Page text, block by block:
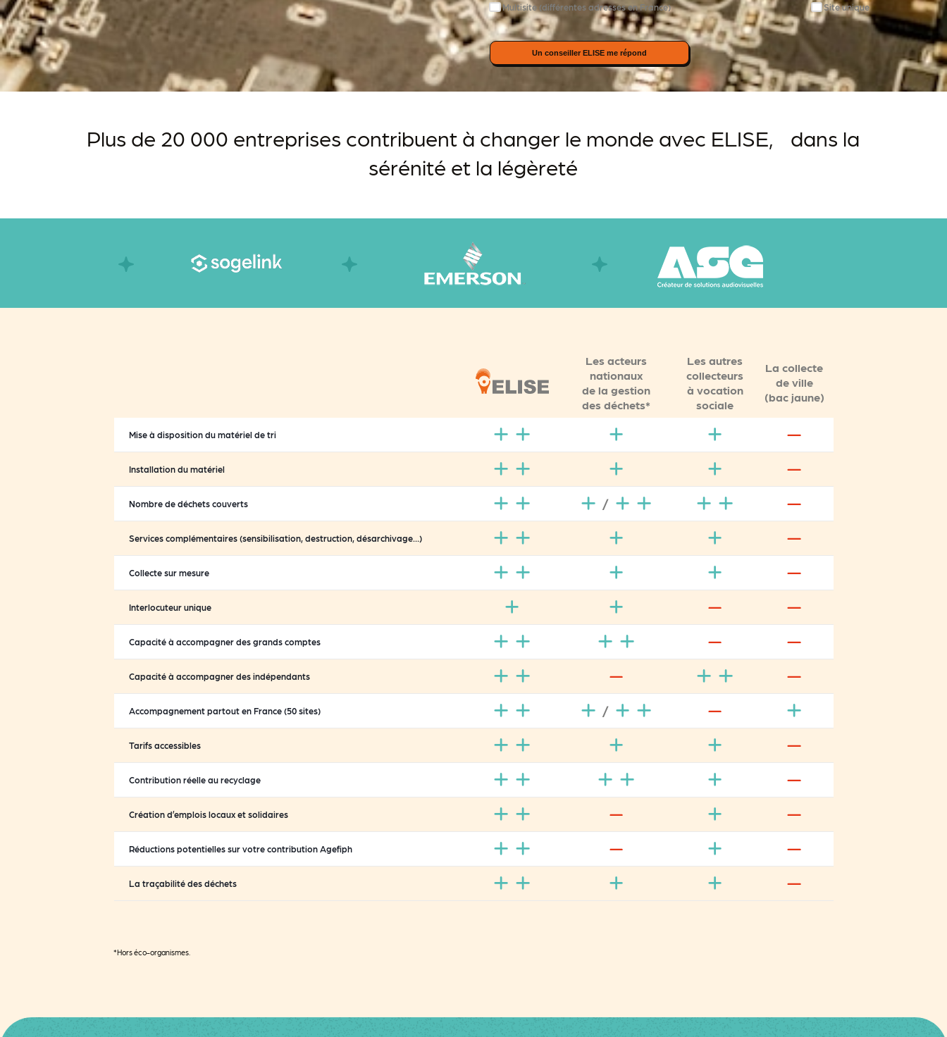
Multisite (différentes adresses en France) Site unique
Un conseiller ELISE me répond
Plus de 20 000 entreprises contribuent à change r le monde avec ELISE, dans la
sérénité et la légèreté
Les acteurs
nationaux
de la gestion
des déchets*
Les autres
collecteurs
à vocation
sociale
La collecte
de ville
(bac jaune)
Mise à disposition du matériel de tri
Installation du matériel
Nombre de déchets couverts /
Services complémentaires (sensibilisation, destruction, désarchivage…)
Collecte sur mesure
Interlocuteur unique
Capacité à accompagner des grands comptes
Capacité à accompagner des indépendants
Accompagnement partout en France (50 sites) /
Tarifs accessibles
Contribution réelle au recyclage
Création d’emplois locaux et solidaires
Réductions potentielles sur votre contribution Agefiph
La traçabilité des déchets
*Hors éco-organismes.